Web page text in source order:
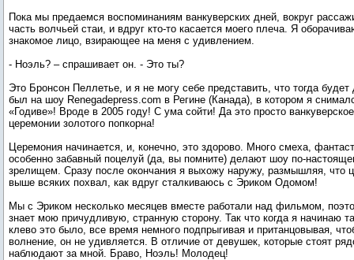
Пока мы предаемся воспоминаниям ванкуверских дней, вокруг
часть волчьей стаи, и вдруг кто-то касается моего плеча. Я
знакомое лицо, взирающее на меня с удивлением.
- Ноэль? – спрашивает он. - Это ты?
Это Бронсон Пеллетье, и я не могу себе представить, что тогда
был на шоу Renegadepress.com в Регине (Канада), в котором я
«Годиве»! Вроде в 2005 году! С ума сойти! Да это просто
церемонии золотого попкорна!
Церемония начинается, и, конечно, это здорово. Много смеха,
особенно забавный поцелуй (да, вы помните) делают шоу по-
зрелищем. Сразу после окончания я выхожу наружу, размышляя, что
выше всяких похвал, как вдруг сталкиваюсь с Эриком Одомом!
Мы с Эриком несколько месяцев вместе работали над фильмом,
знает мою причудливую, странную сторону. Так что когда я начинаю
клево это было, все время немного подпрыгивая и пританцовывая,
волнение, он не удивляется. В отличие от девушек, которые стоят
наблюдают за мной. Браво, Ноэль! Молодец!